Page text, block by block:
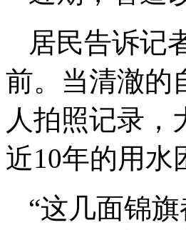
居民告诉记
前。当清澈的
人拍照记录，
近10年的用水
“这几面锦